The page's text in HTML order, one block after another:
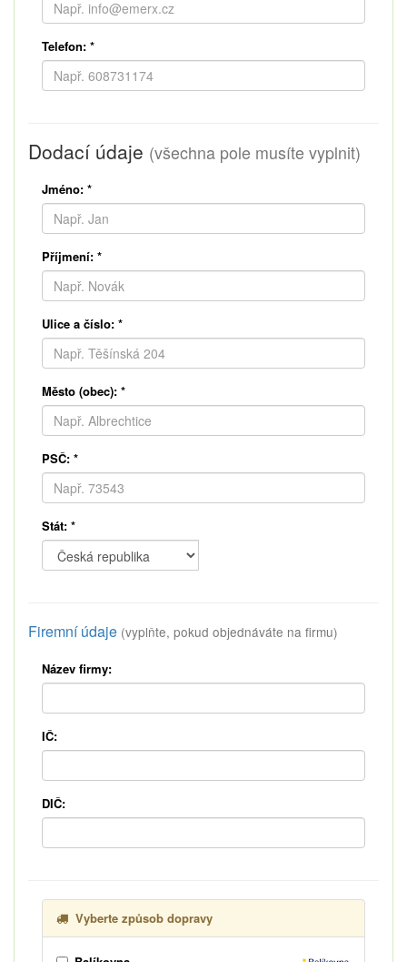
Telefon: *
Dodací údaje (všechna pole musíte vyplnit)
Jméno: *
Příjmení: *
Ulice a číslo: *
Město (obec): *
PSČ: *
Stát: *
Firemní údaje (vyplňte, pokud objednáváte na firmu)
Název firmy:
IČ:
DIČ:
Vyberte způsob dopravy